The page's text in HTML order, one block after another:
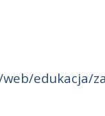
edukacja/